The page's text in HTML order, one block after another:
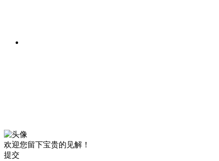
欢迎您留下宝贵的见解！
提交